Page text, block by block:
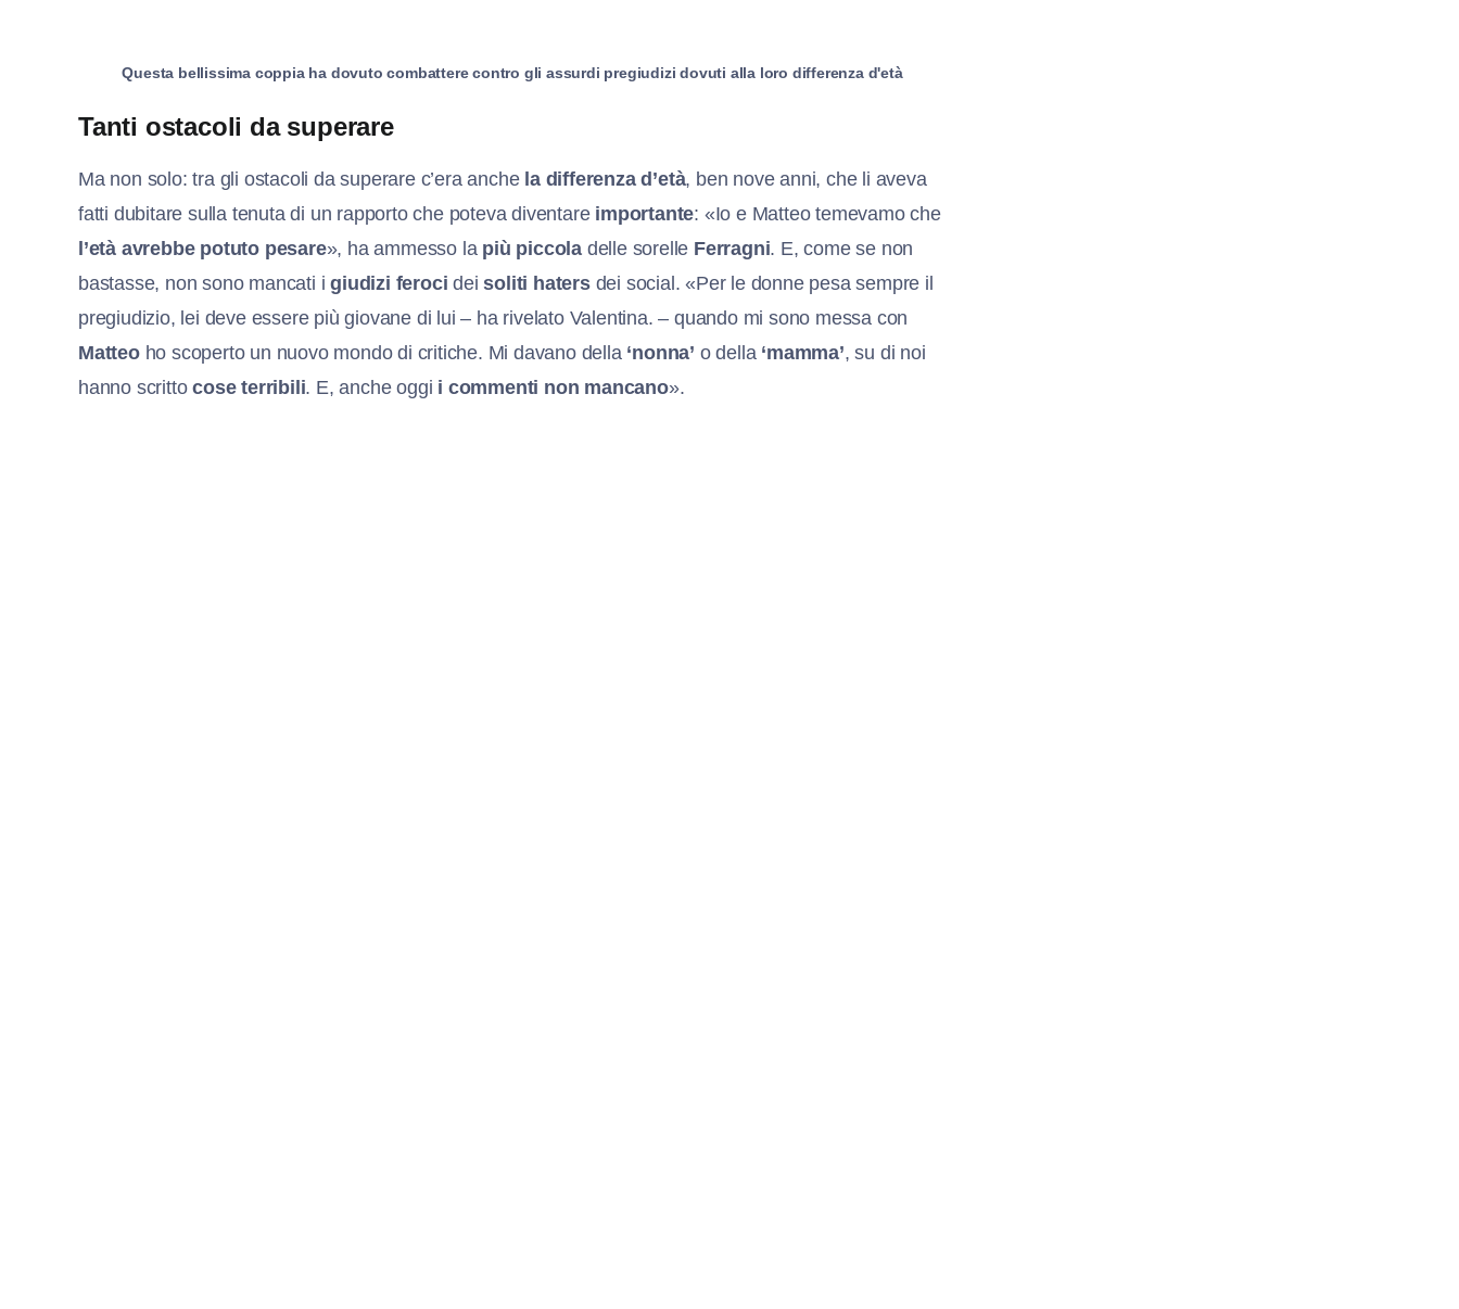
Questa bellissima coppia ha dovuto combattere contro gli assurdi pregiudizi dovuti alla loro differenza d'età
Tanti ostacoli da superare
Ma non solo: tra gli ostacoli da superare c’era anche la differenza d’età, ben nove anni, che li aveva
fatti dubitare sulla tenuta di un rapporto che poteva diventare importante: «Io e Matteo temevamo che
l’età avrebbe potuto pesare», ha ammesso la più piccola delle sorelle Ferragni. E, come se non
bastasse, non sono mancati igiudizi feroci deisoliti hatersdei social. «Per le donne pesa sempre il
pregiudizio, lei deve essere più giovane di lui – ha rivelato Valentina. – quando mi sono messa con
Matteo ho scoperto un nuovo mondo di critiche. Mi davano della ‘nonna’ o della ‘mamma’, su di noi
hanno scrittocose terribili. E, anche oggi i commenti non mancano».